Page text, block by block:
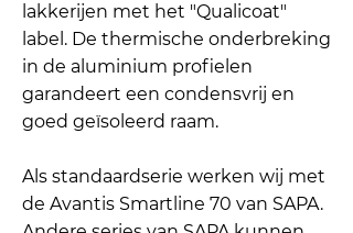
lakkerijen met het "Qualicoat"
label. De thermische onderbreking
in de aluminium profielen
garandeert een condensvrij en
goed geïsoleerd raam.
Als standaardserie werken wij met
de Avantis Smartline 70 van SAPA.